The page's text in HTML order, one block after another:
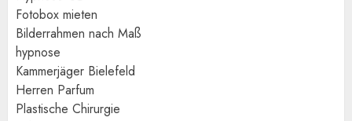
Fotobox mieten
Bilderrahmen nach Maß
hypnose
Kammerjäger Bielefeld
Herren Parfum
Plastische Chirurgie